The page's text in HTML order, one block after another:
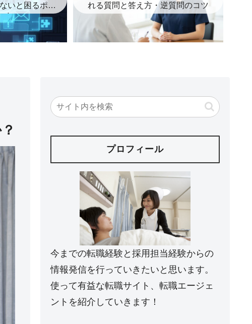
いと困るポイ
め
れる質問と答え方・逆質問のコツ
プロフィール
今までの転職経験と採用担当経験からの
情報発信を行っていきたいと思います。
使って有益な転職サイト、転職エージェ
ントを紹介していきます！